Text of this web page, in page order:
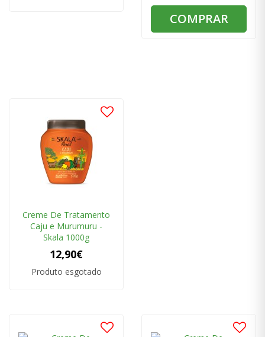
COMPRAR
Creme De Tratamento
Caju e Murumuru -
Skala 1000g
12,90€
Produto esgotado